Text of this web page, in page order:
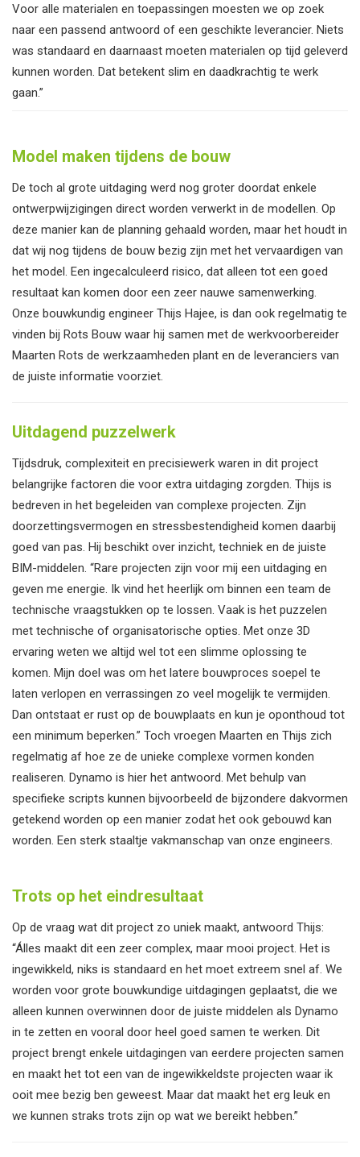
Voor alle materialen en toepassingen moesten we op zoek
naar een passend antwoord of een geschikte leverancier. Niets
was standaard en daarnaast moeten materialen op tijd geleverd
kunnen worden. Dat betekent slim en daadkrachtig te werk
gaan.”
Model maken tijdens de bouw
De toch al grote uitdaging werd nog groter doordat enkele
ontwerpwijzigingen direct worden verwerkt in de modellen. Op
deze manier kan de planning gehaald worden, maar het houdt in
dat wij nog tijdens de bouw bezig zijn met het vervaardigen van
het model. Een ingecalculeerd risico, dat alleen tot een goed
resultaat kan komen door een zeer nauwe samenwerking.
Onze bouwkundig engineer Thijs Hajee, is dan ook regelmatig te
vinden bij Rots Bouw waar hij samen met de werkvoorbereider
Maarten Rots de werkzaamheden plant en de leveranciers van
de juiste informatie voorziet.
Uitdagend puzzelwerk
Tijdsdruk, complexiteit en precisiewerk waren in dit project
belangrijke factoren die voor extra uitdaging zorgden. Thijs is
bedreven in het begeleiden van complexe projecten. Zijn
doorzettingsvermogen en stressbestendigheid komen daarbij
goed van pas. Hij beschikt over inzicht, techniek en de juiste
BIM-middelen. “Rare projecten zijn voor mij een uitdaging en
geven me energie. Ik vind het heerlijk om binnen een team de
technische vraagstukken op te lossen. Vaak is het puzzelen
met technische of organisatorische opties. Met onze 3D
ervaring weten we altijd wel tot een slimme oplossing te
komen. Mijn doel was om het latere bouwproces soepel te
laten verlopen en verrassingen zo veel mogelijk te vermijden.
Dan ontstaat er rust op de bouwplaats en kun je oponthoud tot
een minimum beperken.” Toch vroegen Maarten en Thijs zich
regelmatig af hoe ze de unieke complexe vormen konden
realiseren. Dynamo is hier het antwoord. Met behulp van
specifieke scripts kunnen bijvoorbeeld de bijzondere dakvormen
getekend worden op een manier zodat het ook gebouwd kan
worden. Een sterk staaltje vakmanschap van onze engineers.
Trots op het eindresultaat
Op de vraag wat dit project zo uniek maakt, antwoord Thijs:
“Álles maakt dit een zeer complex, maar mooi project. Het is
ingewikkeld, niks is standaard en het moet extreem snel af. We
worden voor grote bouwkundige uitdagingen geplaatst, die we
alleen kunnen overwinnen door de juiste middelen als Dynamo
in te zetten en vooral door heel goed samen te werken. Dit
project brengt enkele uitdagingen van eerdere projecten samen
en maakt het tot een van de ingewikkeldste projecten waar ik
ooit mee bezig ben geweest. Maar dat maakt het erg leuk en
we kunnen straks trots zijn op wat we bereikt hebben.”